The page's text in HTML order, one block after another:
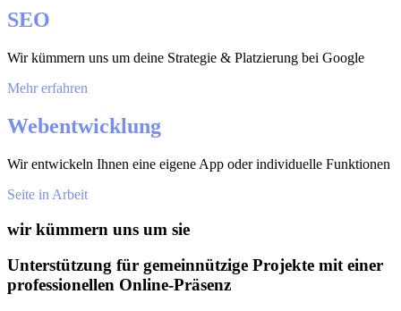
SEO
Wir kümmern uns um deine Strategie & Platzierung bei Google
Mehr erfahren
Webentwicklung
Wir entwickeln Ihnen eine eigene App oder individuelle Funktionen
Seite in Arbeit
wir kümmern uns um sie
Unterstützung für gemeinnützige Projekte mit einer
professionellen Online-Präsenz